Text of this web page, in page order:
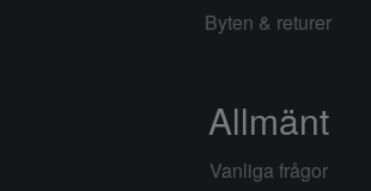
Byten & returer
Allmänt
Vanliga frågor